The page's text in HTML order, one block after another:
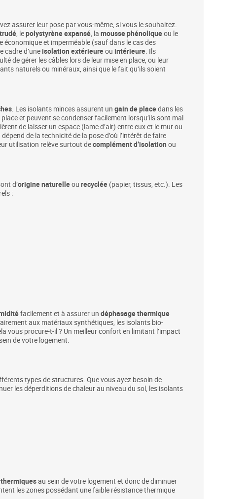
assurer leur pose par vous-même, si vous le souhaitez.
, lepolystyrène expansé, la mousse phénoliqueou le
économique et imperméable (sauf dans le cas des
cadre d’uneisolation extérieureou intérieure. Ils
de gérer les câbles lors de leur mise en place, ou leur
naturels ou minéraux, ainsi que le fait qu’ils soient
. Les isolants minces assurent un gain de placedans les
et peuvent se condenser facilement lorsqu’ils sont mal
de laisser un espace (lame d’air) entre eux et le mur ou
de la technicité de la pose d’où l’intérêt de faire
utilisation relève surtout decomplément d’isolation ou
d’origine naturelleou recyclée (papier, tissus, etc.). Les
:
facilement et à assurer un déphasage thermique
aux matériaux synthétiques, les isolants bio-
vous procure-t-il ? Un meilleur confort en limitant l’impact
de votre logement.
types de structures. Que vous ayez besoin de
les déperditions de chaleur au niveau du sol, les isolants
au sein de votre logement et donc de diminuer
les zones possédant une faible résistance thermique